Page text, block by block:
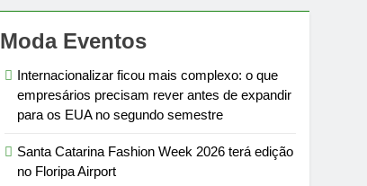
Moda Eventos
Internacionalizar ficou mais complexo: o que
empresários precisam rever antes de expandir
para os EUA no segundo semestre
Santa Catarina Fashion Week 2026 terá edição
no Floripa Airport